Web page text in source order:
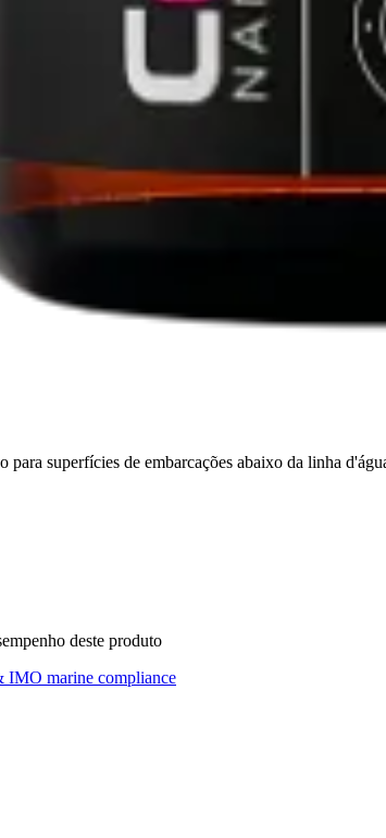
superfícies de embarcações abaixo da linha
deste produto
IMO marine compliance